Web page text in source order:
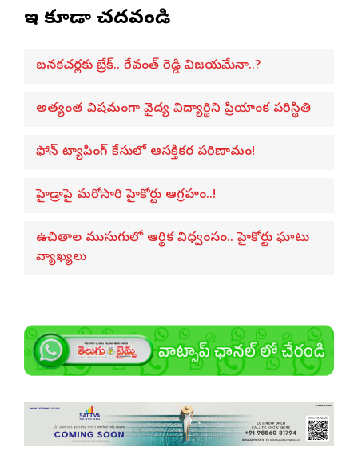
ఇవి కూడా చదవండి
బనకచర్లకు బ్రేక్.. రేవంత్ రెడ్డి విజయమేనా..?
అత్యంత విషమంగా వైద్య విద్యార్థిని ప్రియాంక పరిస్థితి
ఫోన్ ట్యాపింగ్ కేసులో ఆసక్తికర పరిణామం!
హైడ్రాపై మరోసారి హైకోర్టు ఆగ్రహం..!
ఉచితాల ముసుగులో ఆర్థిక విధ్వంసం.. హైకోర్టు ఘాటు
వ్యాఖ్యలు